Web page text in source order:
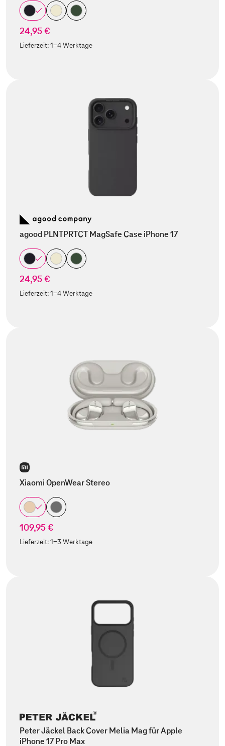
24,95 €
Lieferzeit:1-4 Werktage
agood PLNTPRTCT MagSafe Case iPhone 17
24,95 €
Lieferzeit:1-4 Werktage
Xiaomi OpenWear Stereo
109,95 €
Lieferzeit:1-3 Werktage
Peter Jäckel Back Cover Melia Mag für Apple
iPhone 17 Pro Max